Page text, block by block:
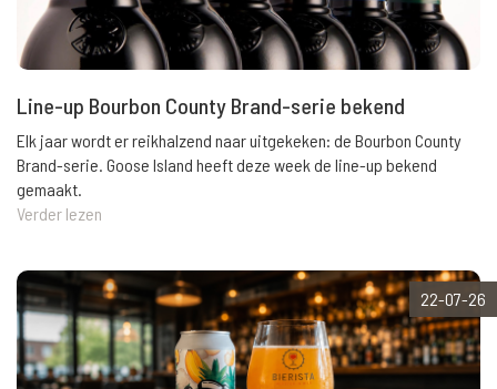
Line-up Bourbon County Brand-serie bekend
Elk jaar wordt er reikhalzend naar uitgekeken: de Bourbon County
Brand-serie. Goose Island heeft deze week de line-up bekend
gemaakt.
Verder lezen
22-07-26